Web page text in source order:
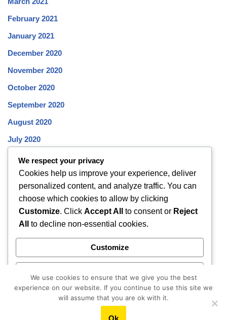
February 2021
January 2021
December 2020
November 2020
October 2020
September 2020
August 2020
July 2020
June 2020
May 2020
April 2020
March 2020
February 2020
December 2019
November 2019
October 2019
We respect your privacy
Cookies help us improve your experience, deliver
personalized content, and analyze traffic. You can
choose which cookies to allow by clicking
Customize. Click Accept All to consent or Reject
All
to decline non-essential cookies.
Customize
Accept All
We use cookies to ensure that we give you the best
experience on our website. If you continue to use this site we
will assume that you are ok with it.
Ok